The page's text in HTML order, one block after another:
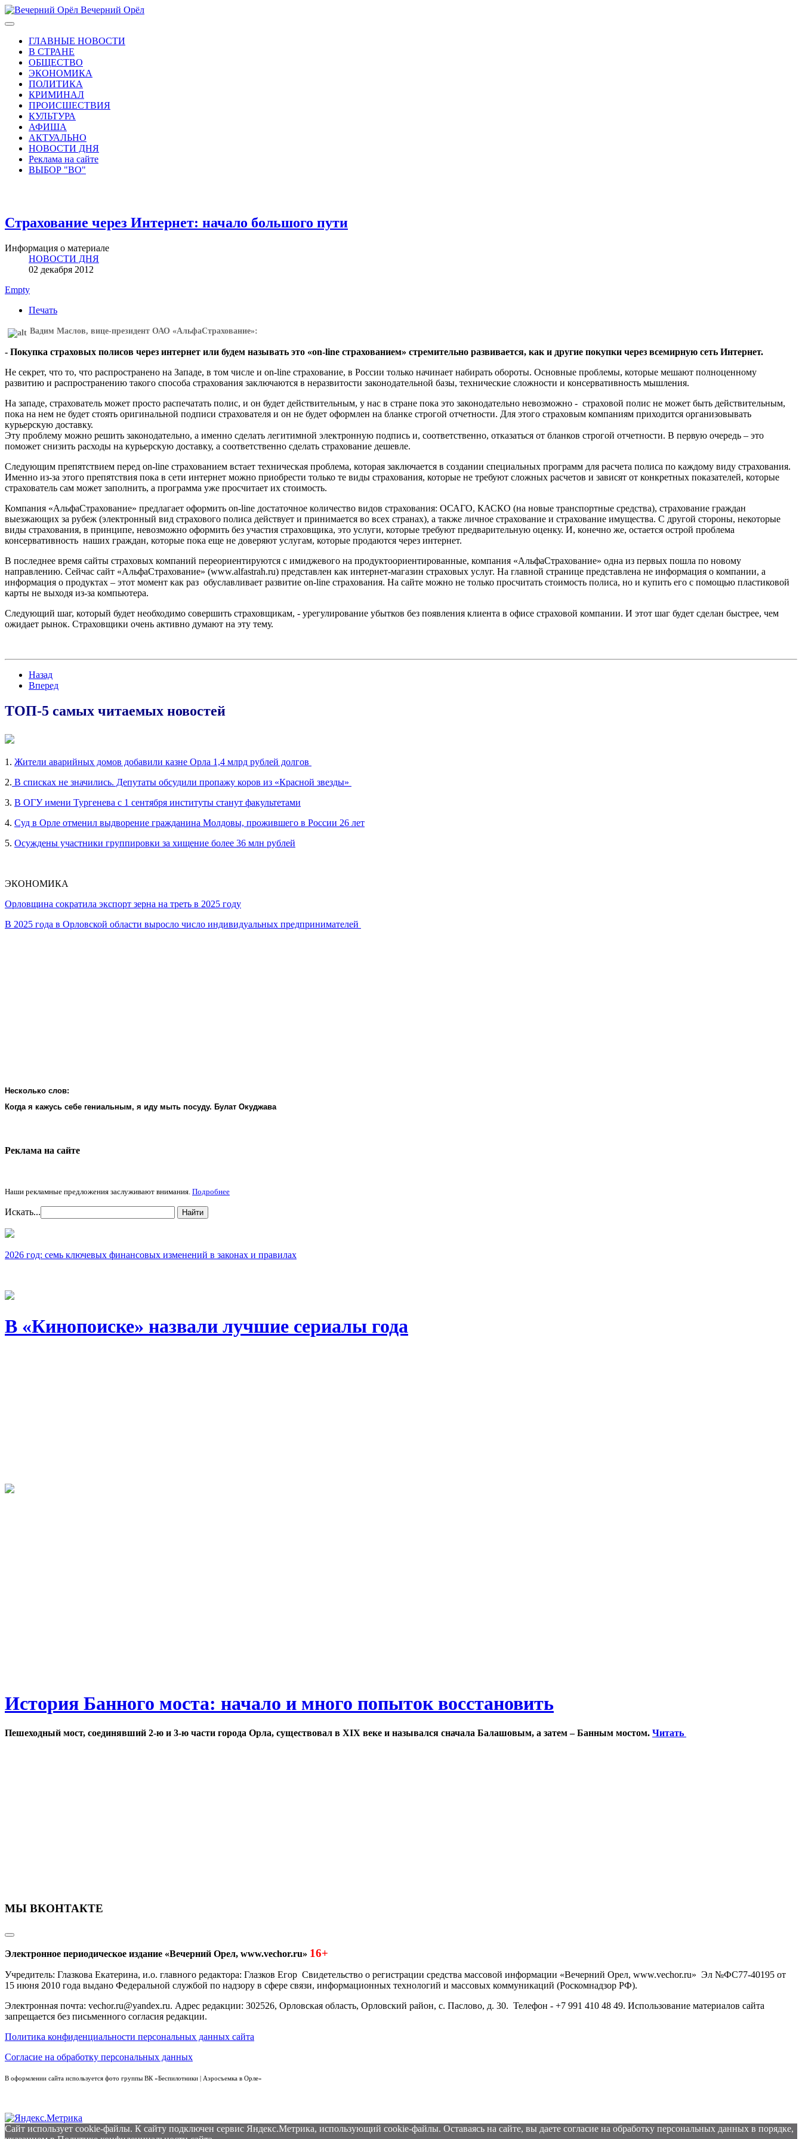
Вечерний Орёл
ГЛАВНЫЕ НОВОСТИ
В СТРАНЕ
ОБЩЕСТВО
ЭКОНОМИКА
ПОЛИТИКА
КРИМИНАЛ
ПРОИСШЕСТВИЯ
КУЛЬТУРА
АФИША
АКТУАЛЬНО
НОВОСТИ ДНЯ
Реклама на сайте
ВЫБОР "ВО"
Страхование через Интернет: начало большого пути
Информация о материале
НОВОСТИ ДНЯ
02 декабря 2012
Empty
Печать
Вадим Маслов, вице-президент ОАО «АльфаСтрахование»:
- Покупка страховых полисов через интернет или будем называть это «on-line страхованием» стремительно развивается, как и другие покупки через всемирную сеть Интернет.
Не секрет, что то, что распространено на Западе, в том числе и on-line страхование, в России только начинает набирать обороты. Основные проблемы, которые мешают полноценному
развитию и распространению такого способа страхования заключаются в неразвитости законодательной базы, технические сложности и консервативность мышления.
На западе, страхователь может просто распечатать полис, и он будет действительным, у нас в стране пока это законодательно невозможно - страховой полис не может быть действительным,
пока на нем не будет стоять оригинальной подписи страхователя и он не будет оформлен на бланке строгой отчетности. Для этого страховым компаниям приходится организовывать
курьерскую доставку.
Эту проблему можно решить законодательно, а именно сделать легитимной электронную подпись и, соответственно, отказаться от бланков строгой отчетности. В первую очередь – это
поможет снизить расходы на курьерскую доставку, а соответственно сделать страхование дешевле.
Следующим препятствием перед on-line страхованием встает техническая проблема, которая заключается в создании специальных программ для расчета полиса по каждому виду страхования.
Именно из-за этого препятствия пока в сети интернет можно приобрести только те виды страхования, которые не требуют сложных расчетов и зависят от конкретных показателей, которые
страхователь сам может заполнить, а программа уже просчитает их стоимость.
Компания «АльфаСтрахование» предлагает оформить on-line достаточное количество видов страхования: ОСАГО, КАСКО (на новые транспортные средства), страхование граждан
выезжающих за рубеж (электронный вид страхового полиса действует и принимается во всех странах), а также личное страхование и страхование имущества. С другой стороны, некоторые
виды страхования, в принципе, невозможно оформить без участия страховщика, это услуги, которые требуют предварительную оценку. И, конечно же, остается острой проблема
консервативность наших граждан, которые пока еще не доверяют услугам, которые продаются через интернет.
В последнее время сайты страховых компаний переориентируются с имиджевого на продуктоориентированные, компания «АльфаСтрахование» одна из первых пошла по новому
направлению. Сейчас сайт «АльфаСтрахование» (www.alfastrah.ru) представлен как интернет-магазин страховых услуг. На главной странице представлена не информация о компании, а
информация о продуктах – этот момент как раз обуславливает развитие on-line страхования. На сайте можно не только просчитать стоимость полиса, но и купить его с помощью пластиковой
карты не выходя из-за компьютера.
Следующий шаг, который будет необходимо совершить страховщикам, - урегулирование убытков без появления клиента в офисе страховой компании. И этот шаг будет сделан быстрее, чем
ожидает рынок. Страховщики очень активно думают на эту тему.
Назад
Вперед
ТОП-5 самых читаемых новостей
1. Жители аварийных домов добавили казне Орла 1,4 млрд рублей долгов
2. В списках не значились. Депутаты обсудили пропажу коров из «Красной звезды»
3. В ОГУ имени Тургенева с 1 сентября институты станут факультетами
4. Суд в Орле отменил выдворение гражданина Молдовы, прожившего в России 26 лет
5. Осуждены участники группировки за хищение более 36 млн рублей
ЭКОНОМИКА
Орловщина сократила экспорт зерна на треть в 2025 году
В 2025 года в Орловской области выросло число индивидуальных предпринимателей
Несколько слов:
Когда я кажусь себе гениальным, я иду мыть посуду. Булат Окуджава
Реклама на cайте
Наши рекламные предложения заслуживают внимания. Подробнее
Искать... Найти
2026 год: семь ключевых финансовых изменений в законах и правилах
В «Кинопоиске» назвали лучшие сериалы года
История Банного моста: начало и много попыток восстановить
Пешеходный мост, соединявший 2-ю и 3-ю части города Орла, существовал в XIX веке и назывался сначала Балашовым, а затем – Банным мостом. Читать
МЫ ВКОНТАКТЕ
Электронное периодическое издание «Вечерний Орел, www.vechor.ru» 16+
Учредитель: Глазкова Екатерина, и.о. главного редактора: Глазков Егор Свидетельство о регистрации средства массовой информации «Вечерний Орел, www.vechor.ru» Эл №ФС77-40195 от
15 июня 2010 года выдано Федеральной службой по надзору в сфере связи, информационных технологий и массовых коммуникаций (Роскомнадзор РФ).
Электронная почта: vechor.ru@yandex.ru. Адрес редакции: 302526, Орловская область, Орловский район, с. Паслово, д. 30. Телефон - +7 991 410 48 49. Использование материалов сайта
запрещается без письменного согласия редакции.
Политика конфиденциальности персональных данных сайта
Согласие на обработку персональных данных
В оформлении сайта используется фото группы ВК «Беспилотники | Аэросъемка в Орле»
Сайт использует cookie-файлы. К cайту подключен сервис Яндекс.Метрика, использующий cookie-файлы. Оставаясь на сайте, вы даете согласие на обработку персональных данных в порядке,